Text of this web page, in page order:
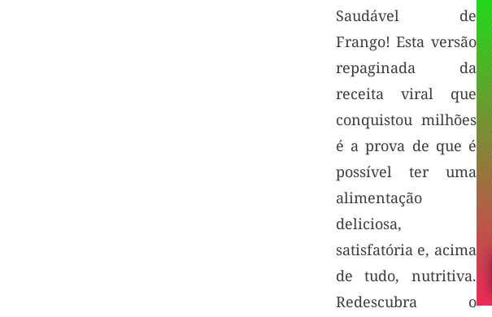
Saudável de
Frango! Esta versão
repaginada da
receita viral que
conquistou milhões
é a prova de que é
possível ter uma
alimentação
deliciosa,
satisfatória e, acima
de tudo, nutritiva.
Redescubra o